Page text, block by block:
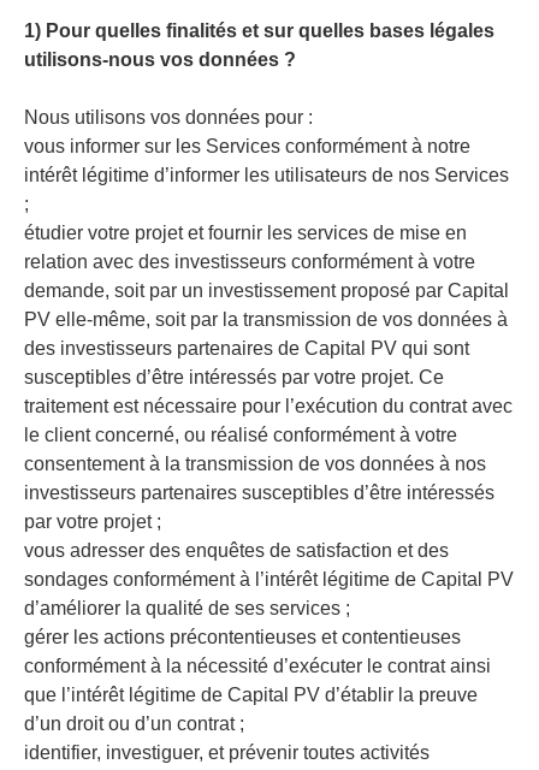
1) Pour quelles finalités et sur quelles bases légales
utilisons-nous vos données ?
Nous utilisons vos données pour :
vous informer sur les Services conformément à notre
intérêt légitime d’informer les utilisateurs de nos Services
;
étudier votre projet et fournir les services de mise en
relation avec des investisseurs conformément à votre
demande, soit par un investissement proposé par Capital
PV elle-même, soit par la transmission de vos données à
des investisseurs partenaires de Capital PV qui sont
susceptibles d’être intéressés par votre projet. Ce
traitement est nécessaire pour l’exécution du contrat avec
le client concerné, ou réalisé conformément à votre
consentement à la transmission de vos données à nos
investisseurs partenaires susceptibles d’être intéressés
par votre projet ;
vous adresser des enquêtes de satisfaction et des
sondages conformément à l’intérêt légitime de Capital PV
d’améliorer la qualité de ses services ;
gérer les actions précontentieuses et contentieuses
conformément à la nécessité d’exécuter le contrat ainsi
que l’intérêt légitime de Capital PV d’établir la preuve
d’un droit ou d’un contrat ;
identifier, investiguer, et prévenir toutes activités